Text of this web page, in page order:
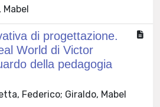
di progettazione.
World di Victor
della pedagogia
Federico; Giraldo, Mabel